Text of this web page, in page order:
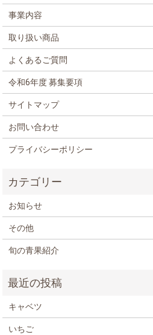
事業内容
取り扱い商品
よくあるご質問
令和6年度 募集要項
サイトマップ
お問い合わせ
プライバシーポリシー
お知らせ
その他
旬の青果紹介
キャベツ
いちご